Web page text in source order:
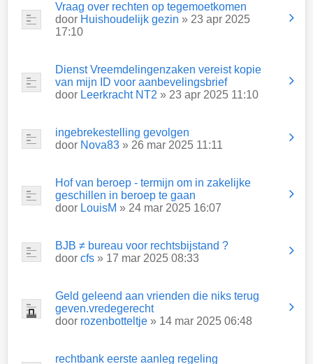
Vraag over rechten op tegemoetkomen
door Huishoudelijk gezin » 23 apr 2025
17:10
Dienst Vreemdelingenzaken vereist kopie
van mijn ID voor aanbevelingsbrief
door Leerkracht NT2 » 23 apr 2025 11:10
ingebrekestelling gevolgen
door Nova83 » 26 mar 2025 11:11
Hof van beroep - termijn om in zakelijke
geschillen in beroep te gaan
door LouisM » 24 mar 2025 16:07
BJB ≠ bureau voor rechtsbijstand ?
door cfs » 17 mar 2025 08:33
Geld geleend aan vrienden die niks terug
geven.vredegerecht
door rozenbotteltje » 14 mar 2025 06:48
rechtbank eerste aanleg regeling